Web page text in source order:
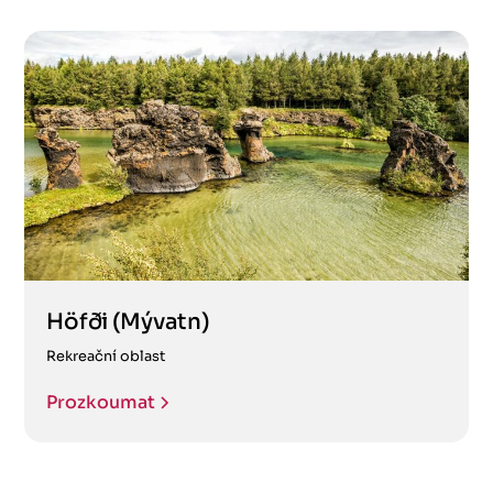
Höfði (Mývatn)
Rekreační oblast
Prozkoumat